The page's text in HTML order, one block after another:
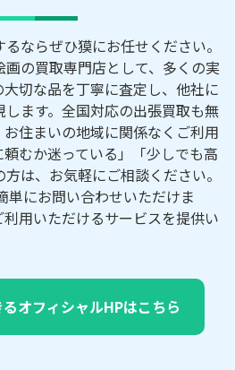
ならぜひ獏にお任せください。
の買取専門店として、多くの実
切な品を丁寧に査定し、他社に
ます。全国対応の出張買取も無
住まいの地域に関係なくご利用
むか迷っている」「少しでも高
は、お気軽にご相談ください。
単にお問い合わせいただけま
用いただけるサービスを提供い
オフィシャルHPはこちら